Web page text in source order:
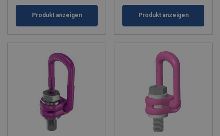
Produkt anzeigen Produkt anzeigen